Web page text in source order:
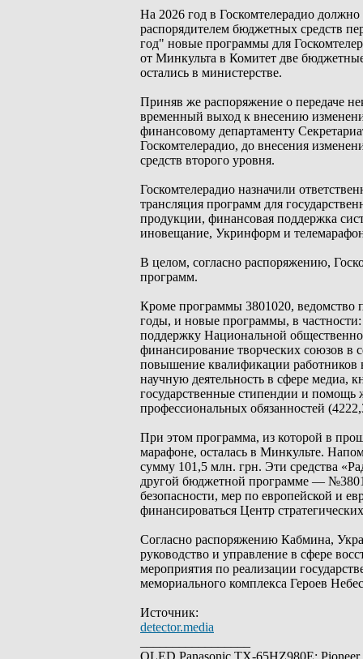
На 2026 год в Госкомтелерадио
распорядителем бюджетных средств
год" новые программы для
от Минкульта в Комитет две
остались в министерстве.
Приняв же распоряжение о передаче
временный выход к внесению
финансовому департаменту
Госкомтелерадио, до внесения
средств второго уровня.
Госкомтелерадио назначили
трансляция программ для
продукции, финансовая поддержка
иновещание, Укринформ и
В целом, согласно распоряжению,
программ.
Кроме программы 3801020, ведомство
годы, и новые программы, в частности:
поддержку Национальной
финансирование творческих союзов в
повышение квалификации работников
научную деятельность в сфере медиа,
государственные стипендии и помощь
профессиональных обязанностей
При этом программа, из которой в
марафоне, осталась в Минкульте.
сумму 101,5 млн. грн. Эти средства
другой бюджетной программе —
безопасности, мер по европейской и
финансироваться Центр
Согласно распоряжению Кабмина,
руководство и управление в сфере
мероприятия по реализации
мемориального комплекса Героев
Источник:
detector.media
OLED Panasonic TX-65HZ980E;